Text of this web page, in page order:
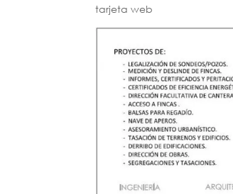
tarjeta web